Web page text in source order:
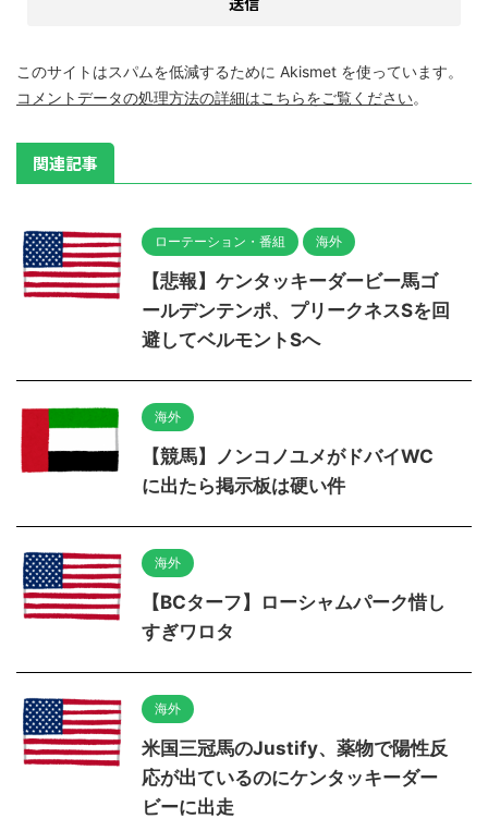
このサイトはスパムを低減するために Akismet を使っています。
コメントデータの処理方法の詳細はこちらをご覧ください。
関連記事
ローテーション・番組 海外
【悲報】ケンタッキーダービー馬ゴ
ールデンテンポ、プリークネスSを回
避してベルモントSへ
海外
【競馬】ノンコノユメがドバイWC
に出たら掲示板は硬い件
海外
【BCターフ】ローシャムパーク惜し
すぎワロタ
海外
米国三冠馬のJustify、薬物で陽性反
応が出ているのにケンタッキーダー
ビーに出走